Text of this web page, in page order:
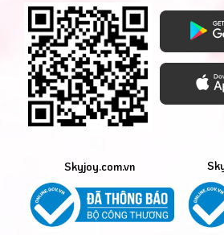
Skyjoy.com.vn